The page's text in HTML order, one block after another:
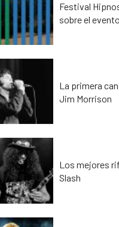
Festival
sobre el
La primera
Jim Morrison
Los mejores
Slash